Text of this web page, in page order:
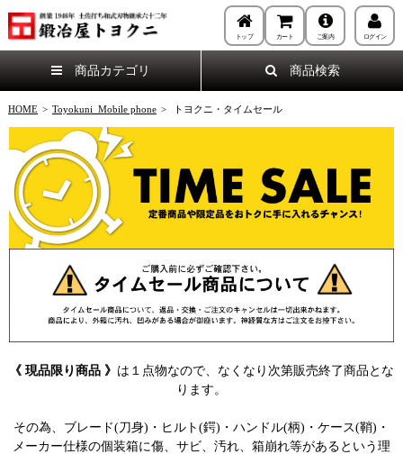
トップ カート ご案内 ログイン
商品カテゴリ 商品検索
HOME > Toyokuni_Mobile phone > トヨクニ・タイムセール
《 現品限り商品 》 は１点物なので、なくなり次第販売終了商品とな
ります。
その為、ブレード(刀身)・ヒルト(鍔)・ハンドル(柄)・ケース(鞘)・
メーカー仕様の個装箱に傷、サビ、汚れ、箱崩れ等があるという理